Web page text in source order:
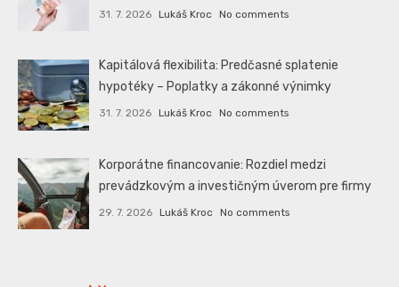
31. 7. 2026 Lukáš Kroc No comments
Kapitálová flexibilita: Predčasné splatenie
hypotéky – Poplatky a zákonné výnimky
31. 7. 2026 Lukáš Kroc No comments
Korporátne financovanie: Rozdiel medzi
prevádzkovým a investičným úverom pre firmy
29. 7. 2026 Lukáš Kroc No comments